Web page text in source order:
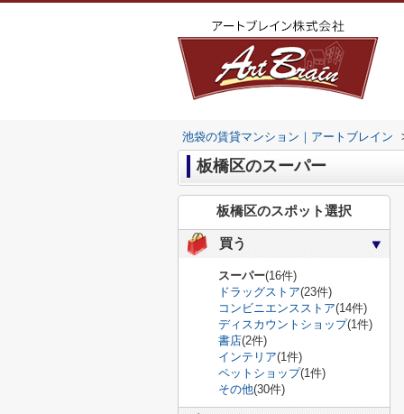
池袋の賃貸マンション｜アートブレイン
板橋区のスーパー
板橋区のスポット選択
買う
スーパー(16件)
ドラッグストア(23件)
コンビニエンスストア(14件)
ディスカウントショップ(1件)
書店(2件)
インテリア(1件)
ペットショップ(1件)
その他(30件)